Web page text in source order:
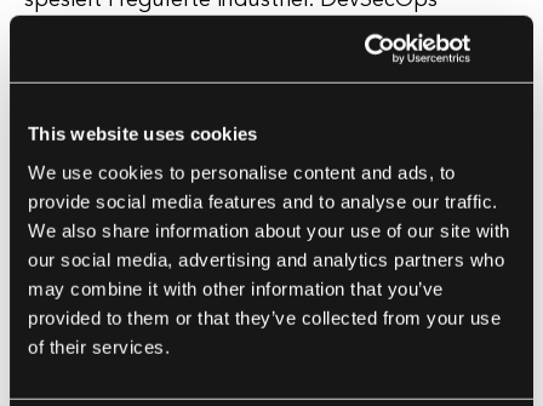
This website uses cookies
We use cookies to personalise content and ads, to
provide social media features and to analyse our traffic.
We also share information about your use of our site with
our social media, advertising and analytics partners who
may combine it with other information that you’ve
provided to them or that they’ve collected from your use
of their services.
fremmer konseptet "Samsvar som kode", hvor
sikkerhets- og samsvarsbehov integreres i
kontroller.
Beste praksiser for implementering av
DevSecOps
1. **Start tidlig**: Sikkerhet bør vurderes fra
selve begynnelsen av utviklingsprosessen. Ved å
integrere sikkerhetspraksiser i planleggingen og